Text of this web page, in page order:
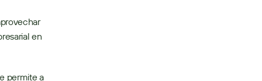
en
permite a